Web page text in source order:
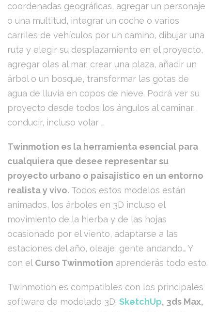
coordenadas geográficas, agregar un personaje
o una multitud, integrar un coche o varios
carriles de vehículos por un camino, dibujar una
ruta y elegir su desplazamiento en el proyecto,
agregar olas al mar, crear una plaza, añadir un
árbol o un bosque, transformar las gotas de
agua de lluvia en copos de nieve. Podrá ver su
proyecto desde todos los ángulos al caminar,
conducir, incluso volar …
Twinmotion es la herramienta esencial para
cualquiera que desee representar su
proyecto urbano o paisajístico en un entorno
realista y vivo. Todos estos modelos están
animados, los árboles en 3D incluso el
movimiento de la hierba y de las hojas
ocasionado por el viento, adaptarse a las
estaciones del año, oleaje, gente andando… Y
con el Curso Twinmotion aprenderás todo esto.
Twinmotion es compatibles con los principales
software de modelado 3D: SketchUp, 3ds Max,